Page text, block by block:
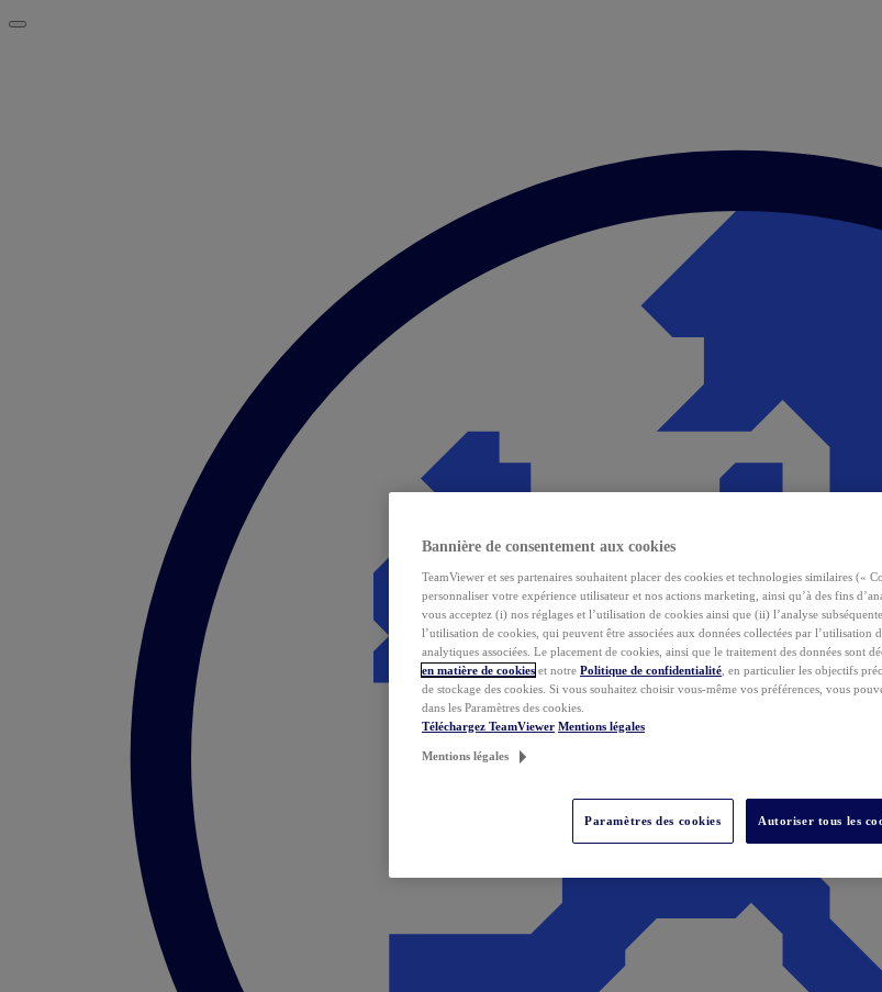
Bannière de consentement aux cookies
TeamViewer et ses partenaires souhaitent placer des cookies et technologies similaires («
personnaliser votre expérience utilisateur et nos actions marketing, ainsi qu’à des fins
vous acceptez (i) nos réglages et l’utilisation de cookies ainsi que (ii) l’analyse
l’utilisation de cookies, qui peuvent être associées aux données collectées par l’utilisation
analytiques associées. Le placement de cookies, ainsi que le traitement des données sont
en matière de cookies et notre Politique de confidentialité , en particulier les objectifs
de stockage des cookies. Si vous souhaitez choisir vous-même vos préférences, vous
dans les Paramètres des cookies.
Téléchargez TeamViewer Mentions légales
Mentions légales
Paramètres des cookies Autoriser tous les